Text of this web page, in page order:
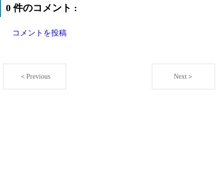
0 件のコメント :
コメントを投稿
＜Previous Next＞